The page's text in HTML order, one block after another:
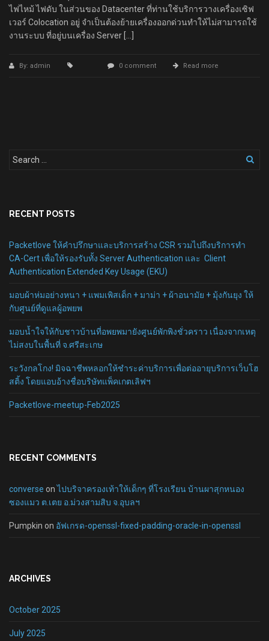
ไฟไหม้ ไฟดับ ในส่วนของ Datacenter ที่ท่านใช้บริการวางเครื่องเซิฟ
เวอร์ Colocation อยู่ จำเป็นต้องย้ายเครื่องออกด่วนทำให้ไม่สามารถใช้
งานระบบ ที่อยู่บนเครื่อง Server […]
By: admin 0 comment Read more
RECENT POSTS
Packetlove ให้คำปรึกษาและบริการสร้าง CSR รวมไปถึงบริการทำ
CA-Cert เพื่อให้รองรับทั้ง Server Authentication และ Client
Authentication Extended Key Usage (EKU)
มอบผ้าห่มอย่างหนา + แพมเพิสเด็ก + มาม่า + ผ้าอนามัย + มุ้งกันยุง ให้
กับศูนย์ที่ดูแลผู้อพยพ
มอบน้ำใจให้กับชาวบ้านที่อพยพมายังศูนย์พักพิงชั่วคราว เนื่องจากเหตุ
ไม่สงบในพื้นที่ จ.ศรีสะเกษ
ระวังกลโกง! มิจฉาชีพหลอกให้ชำระค่าบริการเพื่อต่ออายุบริการเว็บโฮ
สติ้ง โดยแอบอ้างชื่อบริษัทแพ็คเกตเลิฟฯ
Packetlove-meetup-Feb2025
RECENT COMMENTS
converse onไปบริจาครองเท้าให้เด็กๆ ที่โรงเรียน บ้านผาสุกหนอง
ซองแมว ต.เตย อ.ม่วงสามสิบ จ.อุบลฯ
Pumpkin on อัฟเกรด-openssl-fixed-padding-oracle-in-openssl
ARCHIVES
October 2025
July 2025